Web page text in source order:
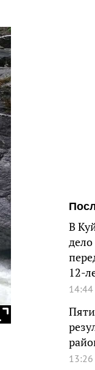
В
12-
14:44
13:26